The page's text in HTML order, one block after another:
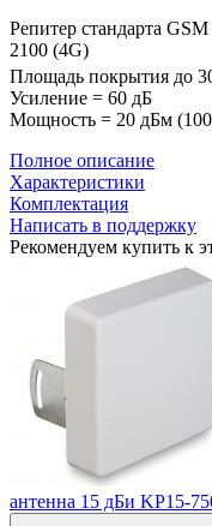
Репитер стандарта
2100 (4G)
Площадь покрытия до
Усиление = 60 дБ
Мощность = 20 дБм
Полное описание
Характеристики
Комплектация
Написать в поддержку
Рекомендуем купить к
антенна 15 дБи KP15-